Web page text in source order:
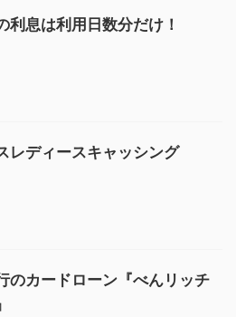
利息は利用日数分だけ！
レディースキャッシング
のカードローン『べんリッチ